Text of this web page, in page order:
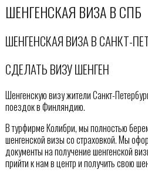
ШЕНГЕНСКАЯ ВИЗА В СПБ
ШЕНГЕНСКАЯ ВИЗА В САНКТ-
CДЕЛАТЬ ВИЗУ ШЕНГЕН
Шенгенскую визу жители Санкт-
поездок в Финляндию.
В турфирме Колибри, мы полностью
шенгенской визы со страховкой. Мы
документы на получение шенгенской
прийти к нам в центр и получить свою